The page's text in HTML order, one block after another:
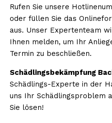
Rufen Sie unsere
oder füllen Sie das
aus. Unser Expertenteam
Ihnen melden, um Ihr
Termin zu beschließen.
Schädlingsbekämpfung
Schädlings-Experte in der
uns Ihr Schädlingsproblem
Sie lösen!